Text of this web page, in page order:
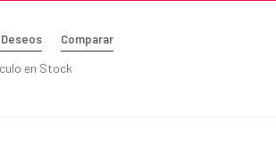
Comparar
en Stock